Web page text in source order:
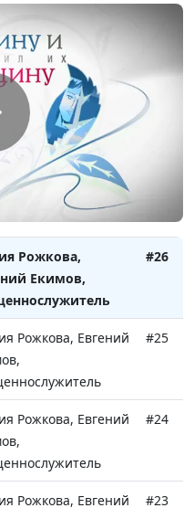
Рожкова,
Сахаров,
по
Рожкова, Евгений
Рожкова,
Екимов,
#26
Рожкова, Евгений
#25
Рожкова, Евгений
#24
Рожкова, Евгений
#23